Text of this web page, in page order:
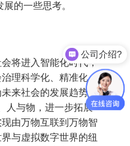
的一些思考。
将进入智能化时代，
理科学化、精准化，
来社会的发展趋势。
人与物，进一步拓展
由万物互联到万物智
与虚拟数字世界的纽
公司介绍?